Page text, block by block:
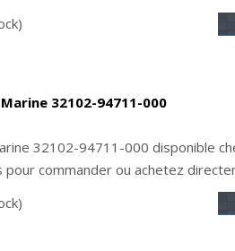
32102-94711-000
32102-94711-000 disponible
pour commander ou achetez